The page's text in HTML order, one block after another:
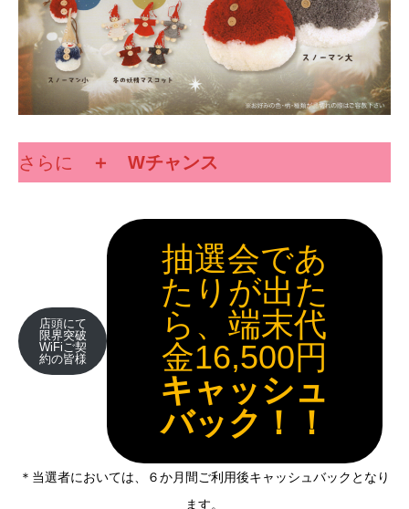
さらに ＋ Wチャンス
店頭にて
限界突破
WiFiご契
約の皆様
抽選会であ
たりが出た
ら、端末代
金16,500円
キャッシュ
バック！！
＊当選者においては、６か月間ご利用後キャッシュバックとなり
ます。